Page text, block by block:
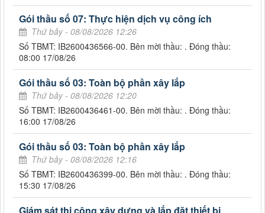
Gói thầu số 07: Thực hiện dịch vụ công ích
Thứ bảy - 08/08/2026 12:26
Số TBMT: IB2600436566-00. Bên mời thầu: . Đóng thầu:
08:00 17/08/26
Gói thầu số 03: Toàn bộ phần xây lắp
Thứ bảy - 08/08/2026 12:20
Số TBMT: IB2600436461-00. Bên mời thầu: . Đóng thầu:
16:00 17/08/26
Gói thầu số 03: Toàn bộ phần xây lắp
Thứ bảy - 08/08/2026 12:16
Số TBMT: IB2600436399-00. Bên mời thầu: . Đóng thầu:
15:30 17/08/26
Giám sát thi công xây dựng và lắp đặt thiết bị